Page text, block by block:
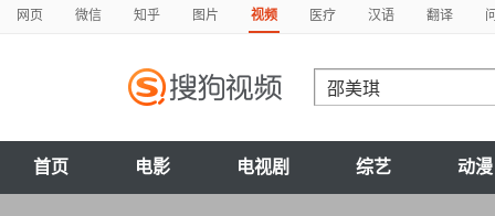
网页 微信 知乎 图片 视频 医疗 汉语 翻译
首页 电影 电视剧 综艺 动漫